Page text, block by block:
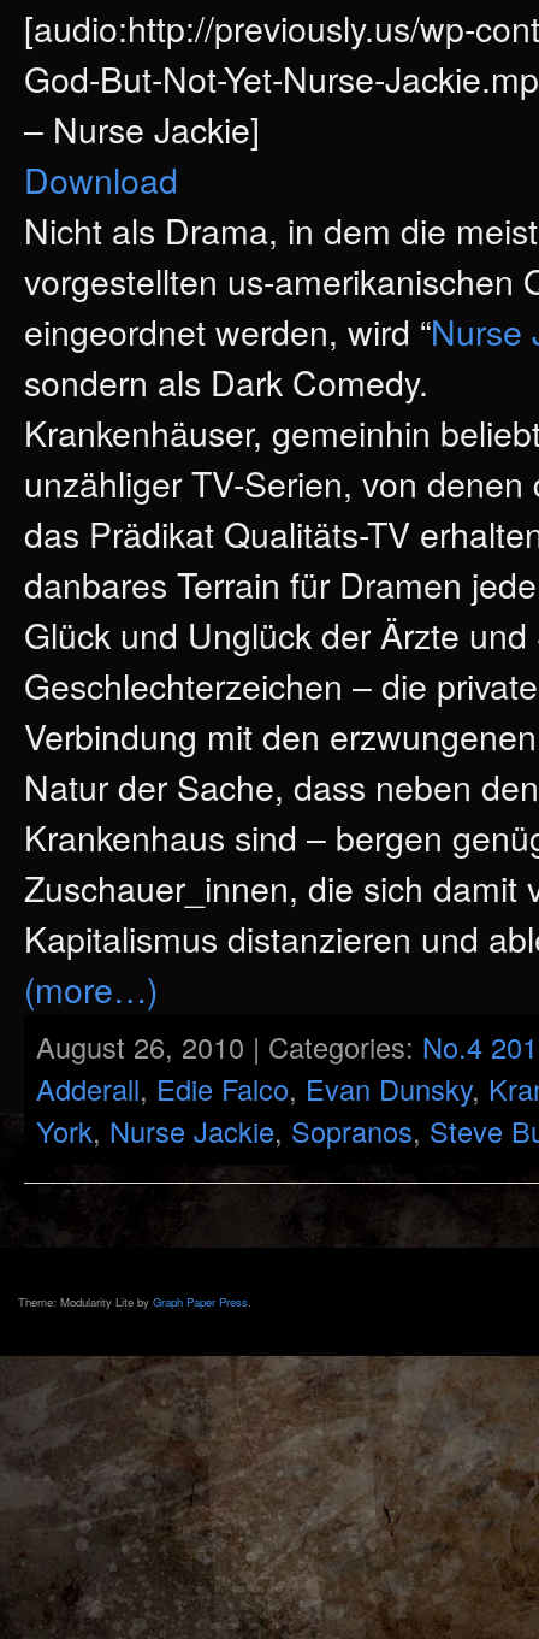
[audio:http://previously.us/wp-
God-But-Not-Yet-Nurse-
– Nurse Jackie]
Download
Nicht als Drama, in dem die
vorgestellten us-amerikanischen
eingeordnet werden, wird “Nurse
sondern als Dark Comedy.
Krankenhäuser, gemeinhin
unzähliger TV-Serien, von
das Prädikat Qualitäts-TV
danbares Terrain für Dramen
Glück und Unglück der Ärzte
Geschlechterzeichen – die
Verbindung mit den
Natur der Sache, dass neben
Krankenhaus sind – bergen
Zuschauer_innen, die sich
Kapitalismus distanzieren und
(more…)
August 26, 2010 | Categories: No.4
Adderall, Edie Falco, Evan Dunsky,
York, Nurse Jackie, Sopranos, Steve
Theme: Modularity Lite by Graph Paper Press.